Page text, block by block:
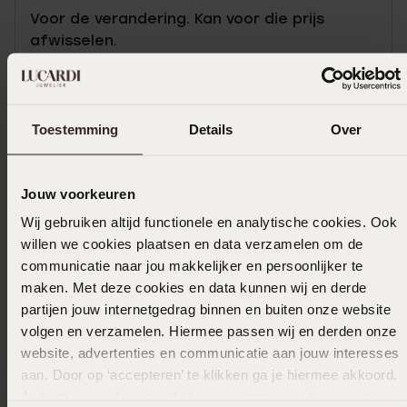
Toestemming Details Over
Jouw voorkeuren
Wij gebruiken altijd functionele en analytische cookies. Ook
willen we cookies plaatsen en data verzamelen om de
communicatie naar jou makkelijker en persoonlijker te
maken. Met deze cookies en data kunnen wij en derde
partijen jouw internetgedrag binnen en buiten onze website
volgen en verzamelen. Hiermee passen wij en derden onze
website, advertenties en communicatie aan jouw interesses
aan. Door op ‘accepteren’ te klikken ga je hiermee akkoord.
Voor de verandering. Kan voor die prijs
afwisselen.
Ook leuk voor jou